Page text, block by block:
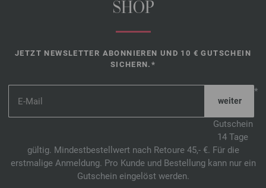
SHOP
JETZT NEWSLETTER ABONNIEREN UND 10 € GUTSCHEIN
SICHERN.*
*
Gutschein
14 Tage
gültig. Mindestbestellwert nach Retoure 45,- €. Für die
erstmalige Anmeldung. Pro Kunde und Bestellung kann nur ein
Gutschein eingelöst werden.